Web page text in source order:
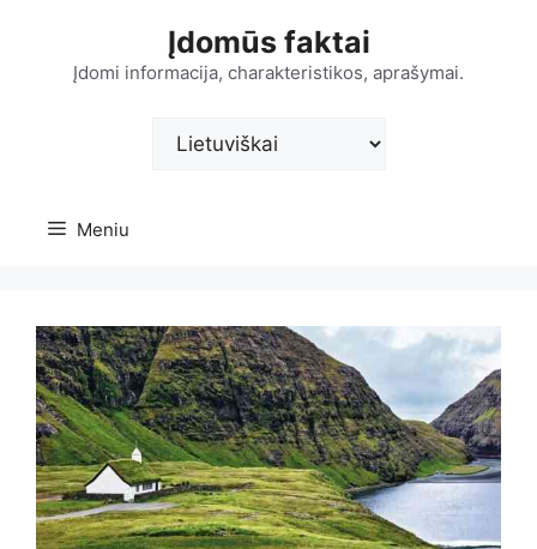
Įdomūs faktai
Įdomi informacija, charakteristikos, aprašymai.
Pasirinkite
kalbą
Meniu